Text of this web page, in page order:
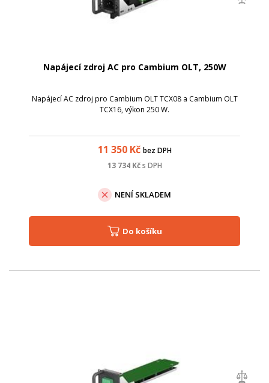
Napájecí zdroj AC pro Cambium OLT, 250W
Napájecí AC zdroj pro Cambium OLT TCX08 a Cambium OLT
TCX16, výkon 250 W.
11 350Kč bez DPH
13 734Kč s DPH
NENÍ SKLADEM
Do košíku